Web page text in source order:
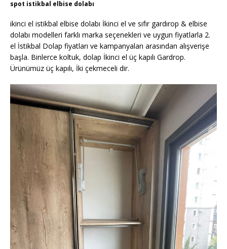
spot istikbal elbise dolabı
ikinci el istikbal elbise dolabı İkinci el ve sıfır gardırop & elbise
dolabı modelleri farklı marka seçenekleri ve uygun fiyatlarla 2.
el İstikbal Dolap fiyatları ve kampanyaları arasından alışverişe
başla. Binlerce koltuk, dolap İkinci el üç kapılı Gardrop.
Ürünümüz üç kapılı, İki çekmeceli dir.